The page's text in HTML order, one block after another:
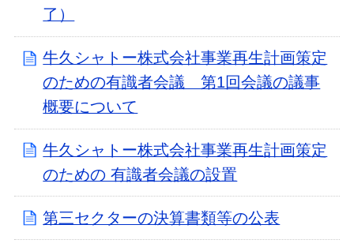
了）
牛久シャトー株式会社事業再生計画策定
のための有識者会議 第1回会議の議事
概要について
牛久シャトー株式会社事業再生計画策定
のための 有識者会議の設置
第三セクターの決算書類等の公表